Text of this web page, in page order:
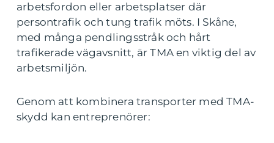
arbetsfordon eller arbetsplatser där
persontrafik och tung trafik möts. I Skåne,
med många pendlingsstråk och hårt
trafikerade vägavsnitt, är TMA en viktig del av
arbetsmiljön.
Genom att kombinera transporter med TMA-
skydd kan entreprenörer: